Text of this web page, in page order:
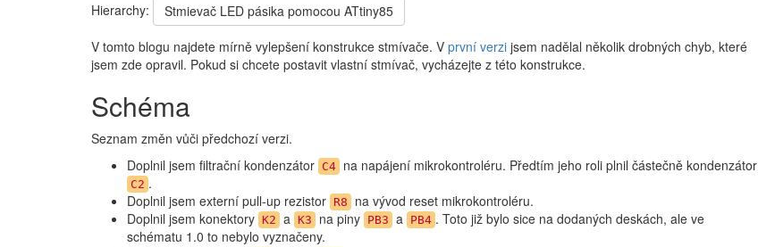
Hierarchy:
Stmievač LED pásika pomocou ATtiny85
V tomto blogu najdete mírně vylepšení konstrukce stmívače. V první verzi jsem nadělal několik drobných chyb, které
jsem zde opravil. Pokud si chcete postavit vlastní stmívač, vycházejte z této konstrukce.
Schéma
Seznam změn vůči předchozí verzi.
Doplnil jsem filtrační kondenzátor C4 na napájení mikrokontroléru. Předtím jeho roli plnil částečně kondenzátor
C2 .
Doplnil jsem externí pull-up rezistor R8
na vývod reset mikrokontroléru.
Doplnil jsem konektory K2 a K3 na piny PB3 a PB4 . Toto již bylo sice na dodaných deskách, ale ve
schématu 1.0 to nebylo vyznačeny.